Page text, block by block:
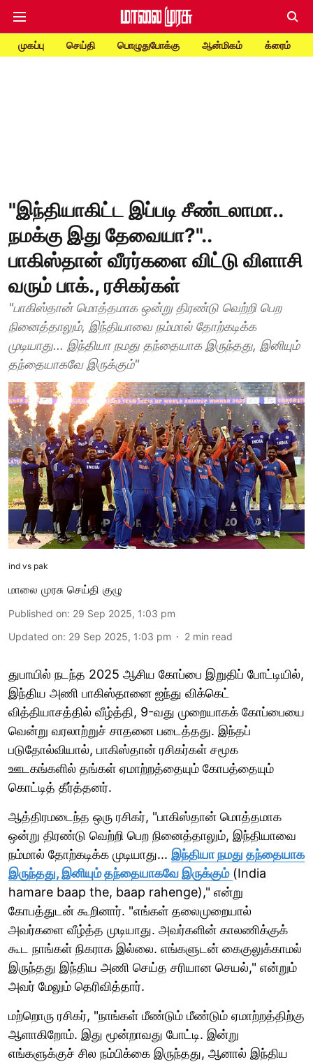
முகப்பு செய்தி பொழுதுபோக்கு ஆன்மிகம் க்ரைம்
"இந்தியாகிட்ட இப்படி சீண்டலாமா..
நமக்கு இது தேவையா?"..
பாகிஸ்தான் வீரர்களை விட்டு விளாசி
வரும் பாக்., ரசிகர்கள்
"பாகிஸ்தான் மொத்தமாக ஒன்று திரண்டு வெற்றி பெற
நினைத்தாலும், இந்தியாவை நம்மால் தோற்கடிக்க
முடியாது... இந்தியா நமது தந்தையாக இருந்தது, இனியும்
தந்தையாகவே இருக்கும்"
ind vs pak
மாலை முரசு செய்தி குழு
Published on: 29 Sep 2025, 1:03 pm
Updated on: 29 Sep 2025, 1:03 pm 2 min read
துபாயில் நடந்த 2025 ஆசிய கோப்பை இறுதிப் போட்டியில்,
இந்திய அணி பாகிஸ்தானை ஐந்து விக்கெட்
வித்தியாசத்தில் வீழ்த்தி, 9-வது முறையாகக் கோப்பையை
வென்று வரலாற்றுச் சாதனை படைத்தது. இந்தப்
படுதோல்வியால், பாகிஸ்தான் ரசிகர்கள் சமூக
ஊடகங்களில் தங்கள் ஏமாற்றத்தையும் கோபத்தையும்
கொட்டித் தீர்த்தனர்.
ஆத்திரமடைந்த ஒரு ரசிகர், "பாகிஸ்தான் மொத்தமாக
ஒன்று திரண்டு வெற்றி பெற நினைத்தாலும், இந்தியாவை
நம்மால் தோற்கடிக்க முடியாது... இந்தியா நமது தந்தையாக
இருந்தது, இனியும் தந்தையாகவே இருக்கும் (India
hamare baap the, baap rahenge)," என்று
கோபத்துடன் கூறினார். "எங்கள் தலைமுறையால்
அவர்களை வீழ்த்த முடியாது. அவர்களின் காலணிக்குக்
கூட நாங்கள் நிகராக இல்லை. எங்களுடன் கைகுலுக்காமல்
இருந்தது இந்திய அணி செய்த சரியான செயல்," என்றும்
அவர் மேலும் தெரிவித்தார்.
மற்றொரு ரசிகர், "நாங்கள் மீண்டும் மீண்டும் ஏமாற்றத்திற்கு
ஆளாகிறோம். இது மூன்றாவது போட்டி. இன்று
எங்களுக்குச் சில நம்பிக்கை இருந்தது, ஆனால் இந்திய